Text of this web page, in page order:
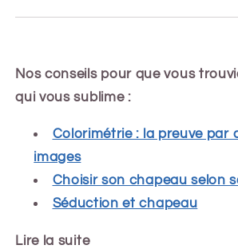
Nos conseils pour que vous
qui vous sublime :
Colorimétrie : la preuve par
images
Choisir son chapeau selon
Séduction et chapeau
Lire la suite